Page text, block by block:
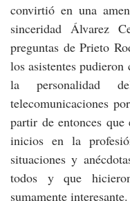
convirtió en una
sinceridad Álvarez
preguntas de Prieto
los asistentes
la personalidad
telecomunicaciones
partir de entonces que
inicios en la
situaciones y
todos y que
sumamente interesante.